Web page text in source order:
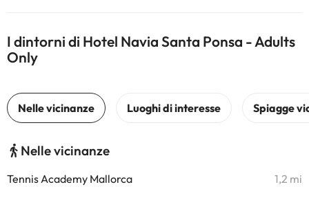
I dintorni di Hotel Navia Santa Ponsa - Adults
Only
Nelle vicinanze
Tennis Academy Mallorca 1,2 mi